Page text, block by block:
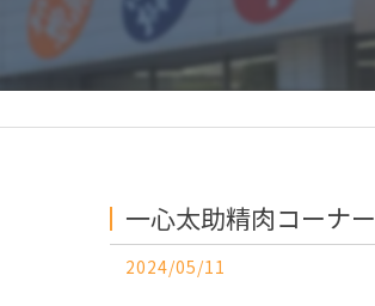
一心太助精肉コーナー
2024/05/11